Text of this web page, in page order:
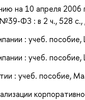
на 10 апреля
ФЗ : в 2 ч., 528 с.,
: учеб. пособие,
: учеб. пособие,
: учеб. пособие,